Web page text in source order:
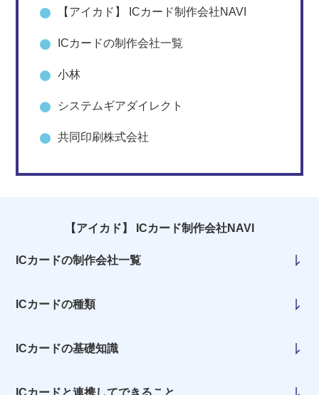
【アイカド】 ICカード制作会社NAVI
ICカードの制作会社一覧
小林
システムギアダイレクト
共同印刷株式会社
【アイカド】 ICカード制作会社NAVI
ICカードの制作会社一覧
ICカードの種類
ICカードの基礎知識